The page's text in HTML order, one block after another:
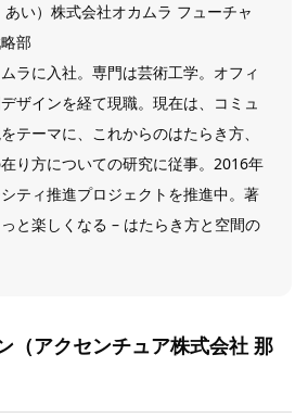
い）株式会社オカムラ フューチャ
部
ラに入社。専門は芸術工学。オフィ
ザインを経て現職。現在は、コミュ
テーマに、これからのはたらき方、
り方についての研究に従事。2016年
ティ推進プロジェクトを推進中。著
と楽しくなる – はたらき方と空間の
（アクセンチュア株式会社 那